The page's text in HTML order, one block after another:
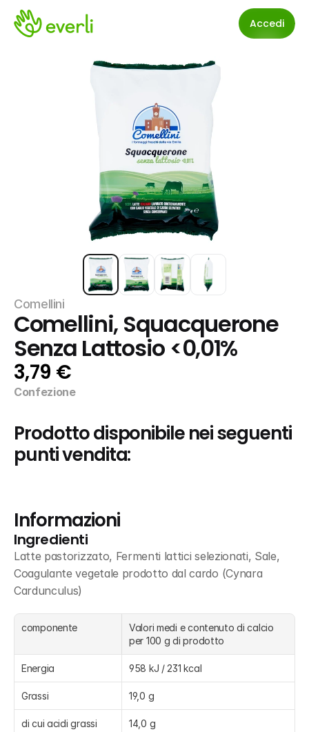
Accedi
Comellini
Comellini, Squacquerone
Senza Lattosio <0,01%
3,79 €
Confezione
Prodotto disponibile nei seguenti
punti vendita:
Informazioni
Ingredienti
Latte pastorizzato, Fermenti lattici selezionati, Sale,
Coagulante vegetale prodotto dal cardo (Cynara
Cardunculus)
componente
Valori medi e contenuto di calcio
per 100 g di prodotto
Energia 958 kJ / 231 kcal
Grassi 19,0 g
di cui acidi grassi
14,0 g